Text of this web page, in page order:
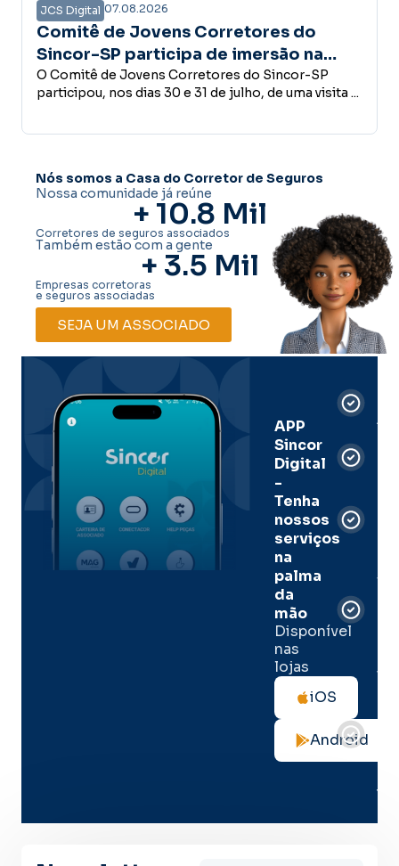
07.08.2026
de Jovens Corretores do
SP participa de imersão na
e conhece estrutura do Grupo
de Jovens Corretores do Sincor-SP
nos dias 30 e 31 de julho, de uma visita ...
conceder
Nós somos a Casa do Corretor de Seguros
Nossa comunidade já reúne
+ 10.8 Mil
Corretores de seguros associados
Também estão com a gente
+ 3.5 Mil
Empresas corretoras
e seguros associadas
SEJA UM ASSOCIADO
APP
Sincor
Digital
-
Tenha
nossos
serviços
na
palma
da
mão
Disponível
nas
lojas
iOS
Android
Sua
no